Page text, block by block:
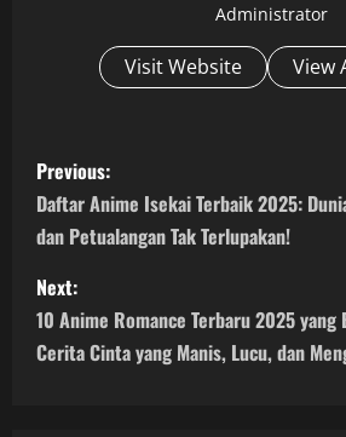
Administrator
Visit Website View
P
o
s
t
n
Previous:
Daftar Anime Isekai Terbaik 2025:
dan Petualangan Tak Terlupakan!
Next:
10 Anime Romance Terbaru 2025 yang
Cerita Cinta yang Manis, Lucu, dan